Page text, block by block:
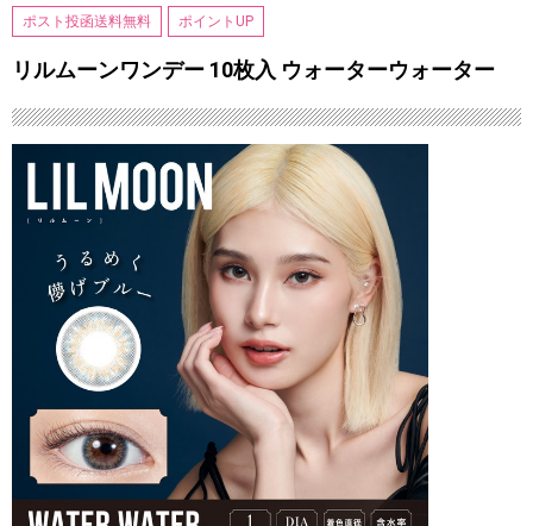
ポスト投函送料無料 ポイントUP
リルムーンワンデー 10枚入 ウォーターウォーター